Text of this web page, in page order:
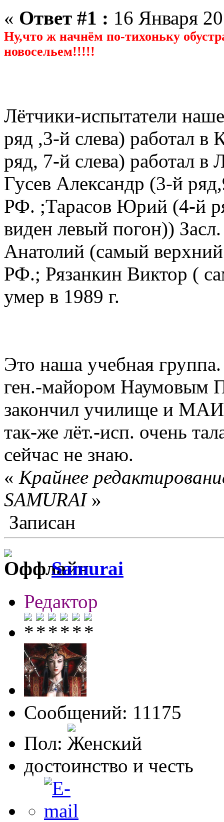
« Ответ #1 : 16 Января
Ну,что ж начнём по-тихоньку
новосельем!!!!!
Лётчики-испытатели
ряд ,3-й слева) работал
ряд, 7-й слева) работал
Гусев Александр (3-й
РФ. ;Тарасов Юрий (4-й
виден левый погон))
Анатолий (самый
РФ.; Рязанкин Виктор (
умер в 1989 г.
Это наша учебная
ген.-майором Наумовым
закончил училище и
так-же лёт.-исп. очень
сейчас не знаю.
« Крайнее
SAMURAI»
Записан
Samurai
Редактор
Сообщений: 11175
Пол:
достоинство и честь